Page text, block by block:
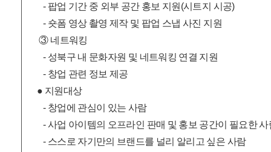
- 팝업 기간 중 외부 공간 홍보 지원(시트지 시공)
- 숏폼 영상 촬영 제작 및 팝업 스냅 사진 지원
③ 네트워킹
- 성북구 내 문화자원 및 네트워킹 연결 지원
- 창업 관련 정보 제공
● 지원대상
- 창업에 관심이 있는 사람
- 사업 아이템의 오프라인 판매 및 홍보 공간이 필요한 사
- 스스로 자기만의 브랜드를 널리 알리고 싶은 사람